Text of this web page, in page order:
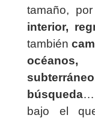
tamaño,
interior,
también
búsqueda…
bajo el